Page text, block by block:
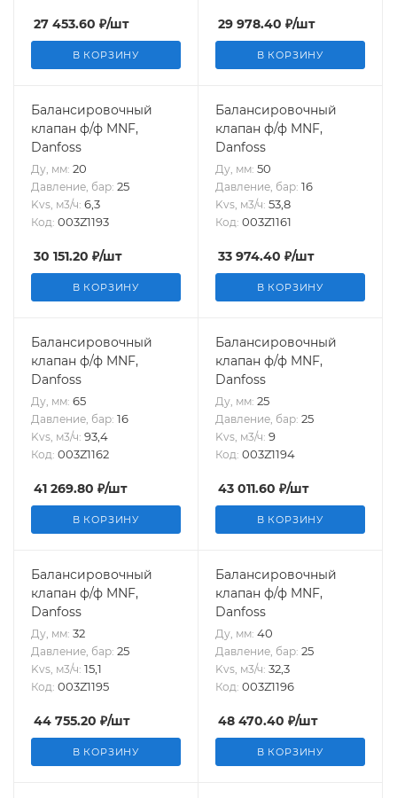
27 453.60 ₽/шт
В КОРЗИНУ
29 978.40 ₽/шт
В КОРЗИНУ
Балансировочный
клапан ф/ф MNF,
Danfoss
Ду, мм: 20
Давление, бар: 25
Kvs, м3/ч: 6,3
Код: 003Z1193
30 151.20 ₽/шт
В КОРЗИНУ
Балансировочный
клапан ф/ф MNF,
Danfoss
Ду, мм: 50
Давление, бар: 16
Kvs, м3/ч: 53,8
Код: 003Z1161
33 974.40 ₽/шт
В КОРЗИНУ
Балансировочный
клапан ф/ф MNF,
Danfoss
Ду, мм: 65
Давление, бар: 16
Kvs, м3/ч: 93,4
Код: 003Z1162
41 269.80 ₽/шт
В КОРЗИНУ
Балансировочный
клапан ф/ф MNF,
Danfoss
Ду, мм: 25
Давление, бар: 25
Kvs, м3/ч: 9
Код: 003Z1194
43 011.60 ₽/шт
В КОРЗИНУ
Балансировочный
клапан ф/ф MNF,
Danfoss
Ду, мм: 32
Давление, бар: 25
Kvs, м3/ч: 15,1
Код: 003Z1195
44 755.20 ₽/шт
В КОРЗИНУ
Балансировочный
клапан ф/ф MNF,
Danfoss
Ду, мм: 40
Давление, бар: 25
Kvs, м3/ч: 32,3
Код: 003Z1196
48 470.40 ₽/шт
В КОРЗИНУ